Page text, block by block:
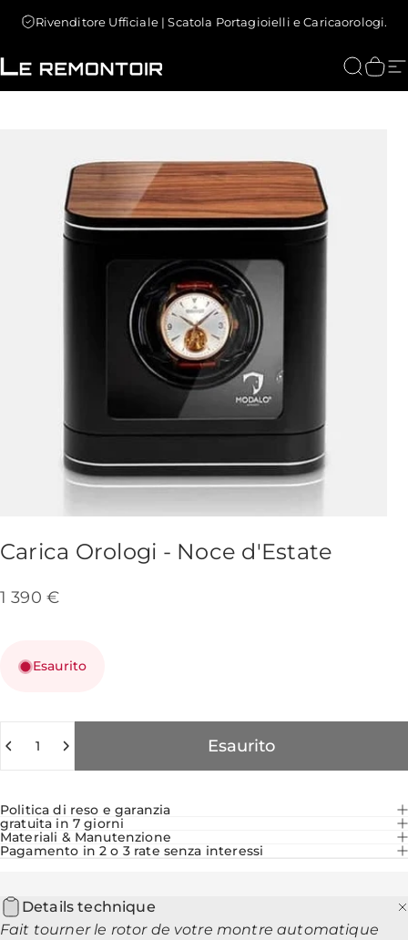
Rivenditore Ufficiale | Scatola Portagioielli e Caricaorologi.
Le Remontoir : Porta Orologi Cerca
Carica Orologi - Noce d'Estate
1 390 €
Esaurito
Esaurito
Politica di reso e garanzia
gratuita in 7 giorni
Materiali & Manutenzione
Pagamento in 2 o 3 rate senza interessi
Details technique
Fait tourner le rotor de votre montre automatique